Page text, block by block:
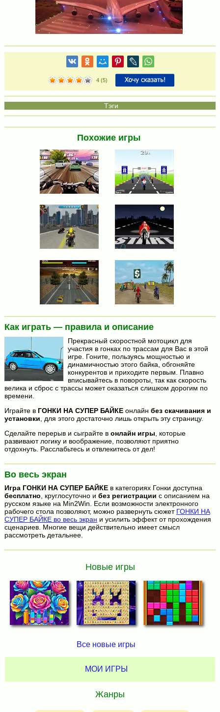
4 (5)
Похожие игры
Как играть — правила и описание
Прекрасный скоростной мотоцикл для
участия в гонках по трассам для Вас в этой
игре. Гоните, пользуясь мощностью и
динамичностью этого байка, обгоняйте
конкурентов и приходите первым. Плавно
вписывайтесь в повороты, так как скорость
велика и сброс с трассы может оказаться слишком дорогим по
времени.
Играйте в ГОНКИ НА СУПЕР БАЙКЕонлайн без скачивания и
установки , для этого достаточно лишь открыть эту страницу.
Сделайте перерыв и сыграйте в онлайн игры, которые
развивают логику и воображение, позволяют приятно
отдохнуть. Расслабьтесь и отвлекитесь от дел!
Во весь экран
Игра ГОНКИ НА СУПЕР БАЙКЕв категориях Гонки доступна
бесплатно, круглосуточно и без регистрации с описанием на
русском языке на Min2Win. Если возможности электронного
рабочего стола позволяют, можно развернуть сюжет ГОНКИ НА
СУПЕР БАЙКЕ во весь экран и усилить эффект от прохождения
сценариев. Многие вещи действительно имеет смысл
рассмотреть детальнее.
Новые игры
Все новые игры
МОИ ИГРЫ
Жанры